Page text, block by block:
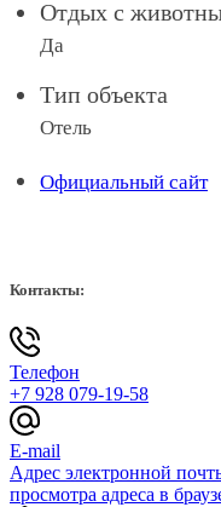
Отдых с
Да
Тип объекта
Отель
Официальный сайт
Контакты:
Телефон
+7 928 079-19-58
E-mail
Адрес электронной
просмотра адреса в